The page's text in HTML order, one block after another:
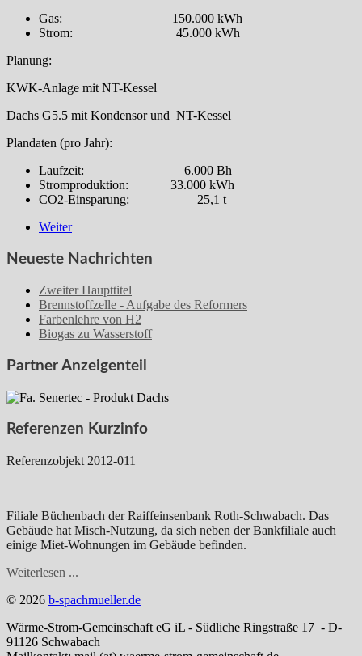
Gas: 150.000 kWh
Strom: 45.000 kWh
Planung:
KWK-Anlage mit NT-Kessel
Dachs G5.5 mit Kondensor und NT-Kessel
Plandaten (pro Jahr):
Laufzeit: 6.000 Bh
Stromproduktion: 33.000 kWh
CO2-Einsparung: 25,1 t
Weiter
Neueste Nachrichten
Zweiter Haupttitel
Brennstoffzelle - Aufgabe des Reformers
Farbenlehre von H2
Biogas zu Wasserstoff
Partner Anzeigenteil
Referenzen Kurzinfo
Referenzobjekt 2012-011
Filiale Büchenbach der Raiffeinsenbank Roth-Schwabach. Das
Gebäude hat Misch-Nutzung, da sich neben der Bankfiliale auch
einige Miet-Wohnungen im Gebäude befinden.
Weiterlesen ...
© 2026 b-spachmueller.de
Wärme-Strom-Gemeinschaft eG iL - Südliche Ringstraße 17 - D-
91126 Schwabach